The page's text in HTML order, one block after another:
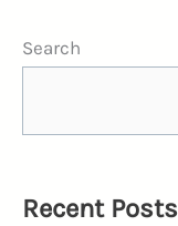
Search
Recent Posts